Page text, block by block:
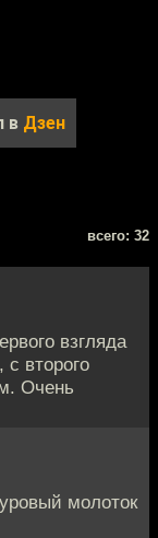
в Дзен
всего: 32
взгляда
с второго
Очень
молоток